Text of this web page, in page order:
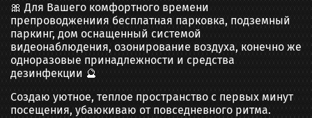
🎀 Для Вашего комфортного времени
препроводжениия бесплатная парковка, подземный
паркинг, дом оснащенный системой
видеонаблюдения, озонирование воздуха, конечно же
одноразовые принадлежности и средства
дезинфекции 🔮
Создаю уютное, теплое пространство с первых минут
посещения, убаюкиваю от повседневного ритма.